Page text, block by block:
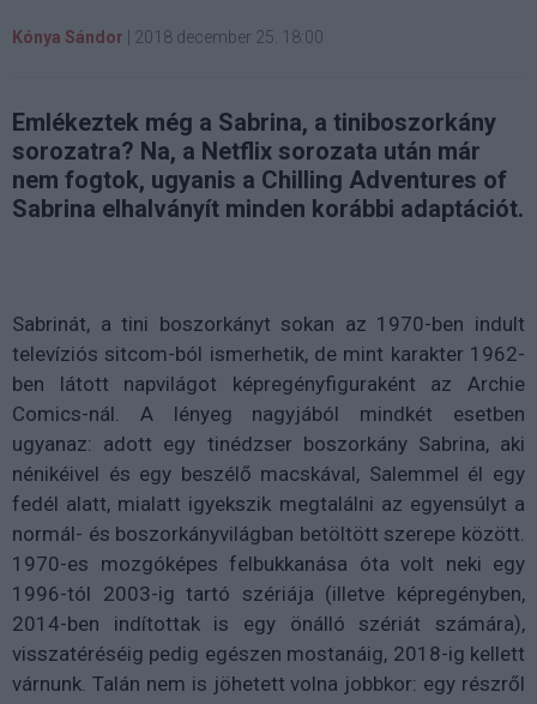
Kónya Sándor 2018 december 25. 18:00
Emlékeztek még a Sabrina, a tiniboszorkány
sorozatra? Na, a Netflix sorozata után már
nem fogtok, ugyanis a Chilling Adventures of
Sabrina elhalványít minden korábbi adaptációt.
Sabrinát, a tini boszorkányt sokan az 1970-ben indult
televíziós sitcom-ból ismerhetik, de mint karakter 1962-
ben látott napvilágot képregényfiguraként az Archie
Comics-nál. A lényeg nagyjából mindkét esetben
ugyanaz: adott egy tinédzser boszorkány Sabrina, aki
nénikéivel és egy beszélő macskával, Salemmel él egy
fedél alatt, mialatt igyekszik megtalálni az egyensúlyt a
normál- és boszorkányvilágban betöltött szerepe között.
1970-es mozgóképes felbukkanása óta volt neki egy
1996-tól 2003-ig tartó szériája (illetve képregényben,
2014-ben indítottak is egy önálló szériát számára),
visszatéréséig pedig egészen mostanáig, 2018-ig kellett
várnunk. Talán nem is jöhetett volna jobbkor: egy részről